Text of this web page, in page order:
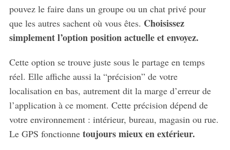
pouvez le faire dans un groupe ou un chat privé pour
que les autres sachent où vous êtes. Choisissez
simplement l’option position actuelle et envoyez.
Cette option se trouve juste sous le partage en temps
réel. Elle affiche aussi la “précision” de votre
localisation en bas, autrement dit la marge d’erreur de
l’application à ce moment. Cette précision dépend de
votre environnement : intérieur, bureau, magasin ou rue.
Le GPS fonctionne toujours mieux en extérieur.
h
f
r